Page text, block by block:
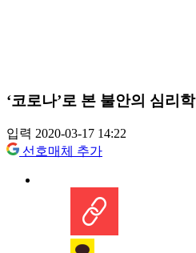
‘코로나’로 본 불안의 심리학
입력 2020-03-17 14:22
선호매체 추가